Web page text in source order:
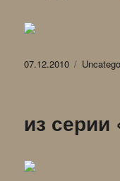
Опубликовано
07.12.2010 Рубрики
из серии